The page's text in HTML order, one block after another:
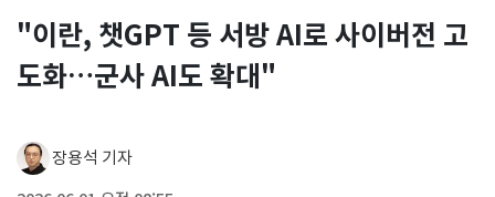
"이란, 챗GPT 등 서방 AI로 사이버전 고
도화…군사 AI도 확대"
장용석 기자